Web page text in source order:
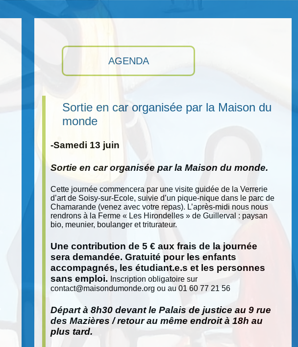
AGENDA
Sortie en car organisée par la Maison du
monde
-Samedi 13 juin
Sortie en car organisée par la Maison du monde.
Cette journée commencera par une visite guidée de la Verrerie
d’art de Soisy-sur-Ecole, suivie d’un pique-nique dans le parc de
Chamarande (venez avec votre repas). L’après-midi nous nous
rendrons à la Ferme « Les Hirondelles » de Guillerval : paysan
bio, meunier, boulanger et triturateur.
Une contribution de 5 € aux frais de la journée
sera demandée. Gratuité pour les enfants
accompagnés, les étudiant.e.s et les personnes
sans emploi.
Inscription obligatoire sur
contact@maisondumonde.org ou au 01 60 77 21 56
Départ à 8h30 devant le Palais de justice au 9 rue
des Mazières / retour au même endroit à 18h au
plus tard.